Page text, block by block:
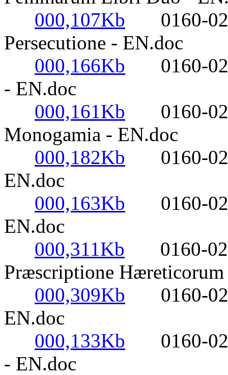
000,107Kb 0160-
Persecutione - EN.doc
000,166Kb 0160-
- EN.doc
000,161Kb 0160-
Monogamia - EN.doc
000,182Kb 0160-
EN.doc
000,163Kb 0160-
EN.doc
000,311Kb 0160-
Præscriptione
000,309Kb 0160-
EN.doc
000,133Kb 0160-
- EN.doc